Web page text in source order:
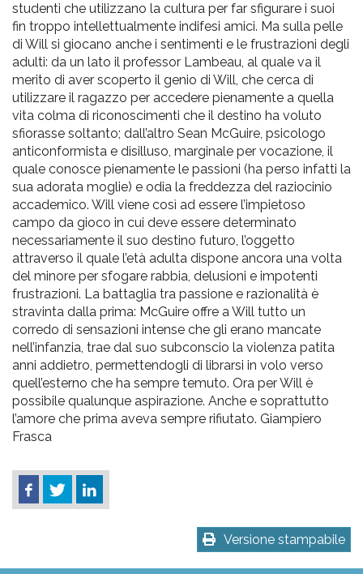
studenti che utilizzano la cultura per far sfigurare i suoi
fin troppo intellettualmente indifesi amici. Ma sulla pelle
di Will si giocano anche i sentimenti e le frustrazioni degli
adulti: da un lato il professor Lambeau, al quale va il
merito di aver scoperto il genio di Will, che cerca di
utilizzare il ragazzo per accedere pienamente a quella
vita colma di riconoscimenti che il destino ha voluto
sfiorasse soltanto; dall’altro Sean McGuire, psicologo
anticonformista e disilluso, marginale per vocazione, il
quale conosce pienamente le passioni (ha perso infatti la
sua adorata moglie) e odia la freddezza del raziocinio
accademico. Will viene così ad essere l’impietoso
campo da gioco in cui deve essere determinato
necessariamente il suo destino futuro, l’oggetto
attraverso il quale l’età adulta dispone ancora una volta
del minore per sfogare rabbia, delusioni e impotenti
frustrazioni. La battaglia tra passione e razionalità è
stravinta dalla prima: McGuire offre a Will tutto un
corredo di sensazioni intense che gli erano mancate
nell’infanzia, trae dal suo subconscio la violenza patita
anni addietro, permettendogli di librarsi in volo verso
quell’esterno che ha sempre temuto. Ora per Will è
possibile qualunque aspirazione. Anche e soprattutto
l’amore che prima aveva sempre rifiutato. Giampiero
Frasca
Versione stampabile